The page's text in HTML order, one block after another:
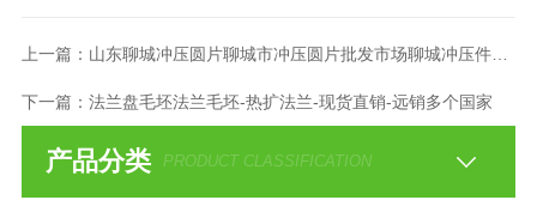
上一篇： 山东聊城冲压圆片聊城市冲压圆片批发市场聊城冲压件圆盘法兰
下一篇： 法兰盘毛坯法兰毛坯-热扩法兰-现货直销-远销多个国家
产品分类 PRODUCT CLASSIFICATION